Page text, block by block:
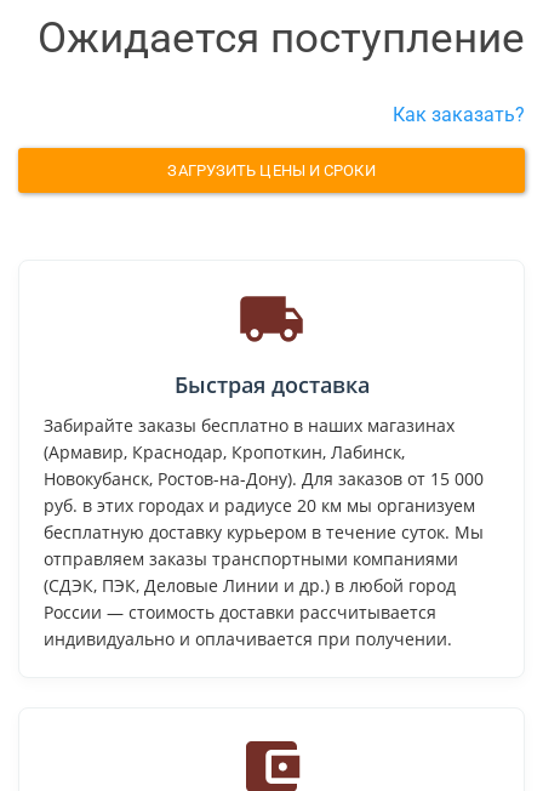
Ожидается поступление
Как заказать?
ЗАГРУЗИТЬ ЦЕНЫ И СРОКИ
Быстрая доставка
Забирайте заказы бесплатно в наших магазинах
(Армавир, Краснодар, Кропоткин, Лабинск,
Новокубанск, Ростов-на-Дону). Для заказов от 15 000
руб. в этих городах и радиусе 20 км мы организуем
бесплатную доставку курьером в течение суток. Мы
отправляем заказы транспортными компаниями
(СДЭК, ПЭК, Деловые Линии и др.) в любой город
России — стоимость доставки рассчитывается
индивидуально и оплачивается при получении.